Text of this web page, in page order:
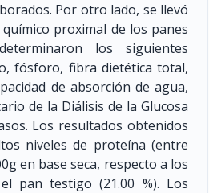
Por otro lado, se llevó
proximal de los panes
los siguientes
fósforo, fibra dietética total,
de absorción de agua,
de la Diálisis de la Glucosa
Los resultados obtenidos
niveles de proteína (entre
en base seca, respecto a los
pan testigo (21.00 %). Los